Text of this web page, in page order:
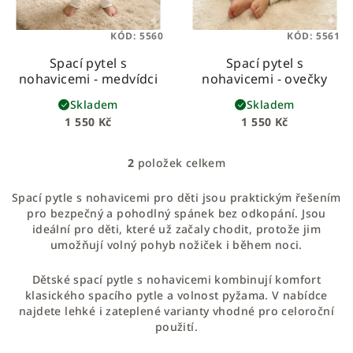
u
Spací pytel s
nohavicemi - medvídci
1 550 Kč
Skladem
KÓD: 5560
Spací pytel s
nohavicemi - ovečky
1 550 Kč
Skladem
KÓD: 5561
O
v
l
á
d
c
í
p
r
2 položek celkem
Spací pytle s nohavicemi pro děti jsou praktickým řešením
pro bezpečný a pohodlný spánek bez odkopání. Jsou
ideální pro děti, které už začaly chodit, protože jim
umožňují volný pohyb nožiček i během noci.
Dětské spací pytle s nohavicemi kombinují komfort
klasického spacího pytle a volnost pyžama. V nabídce
najdete lehké i zateplené varianty vhodné pro celoroční
použití.